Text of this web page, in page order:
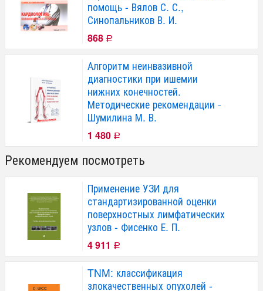
помощь - Вялов С. С.,
Синопальников В. И.
868 Р
Алгоритм неинвазивной
диагностики при ишемии
нижних конечностей.
Методические рекомендации -
Шумилина М. В.
1 480 Р
Рекомендуем посмотреть
Применение УЗИ для
стандартизированной оценки
поверхностных лимфатических
узлов - Фисенко Е. П.
4 911 Р
TNM: классификация
злокачественных опухолей -